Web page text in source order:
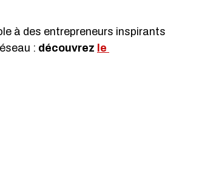
à des entrepreneurs inspirants
: découvrez le